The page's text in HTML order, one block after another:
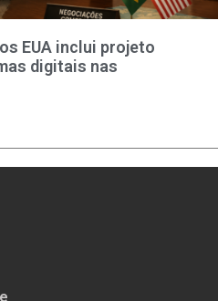
EUA inclui projeto
digitais nas